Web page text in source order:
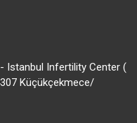
Istanbul Infertility Center (
Küçükçekmece/